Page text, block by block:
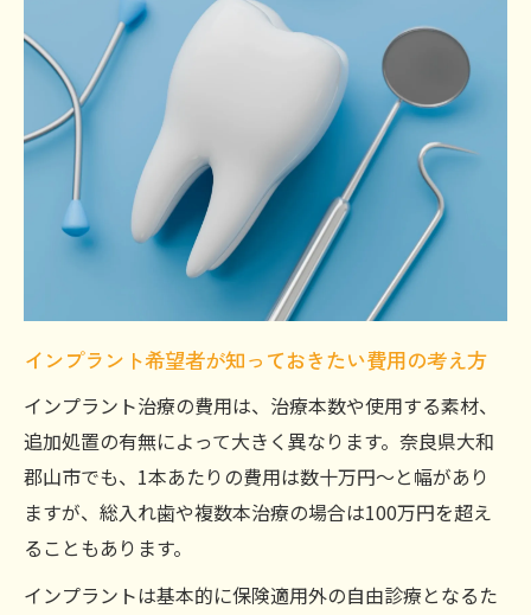
インプラント希望者が知っておきたい費用の考え方
インプラント治療の費用は、治療本数や使用する素材、
追加処置の有無によって大きく異なります。奈良県大和
郡山市でも、1本あたりの費用は数十万円～と幅があり
ますが、総入れ歯や複数本治療の場合は100万円を超え
ることもあります。
インプラントは基本的に保険適用外の自由診療となるた